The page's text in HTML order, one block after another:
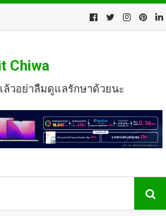
Chiwa
ล้วอย่าลืมดูแลรักษาด้วยนะ